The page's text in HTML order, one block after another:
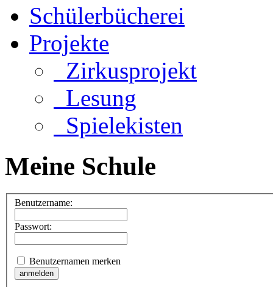
Schülerbücherei
Projekte
Zirkusprojekt
Lesung
Spielekisten
Meine Schule
Benutzername:
Passwort:
Benutzernamen merken